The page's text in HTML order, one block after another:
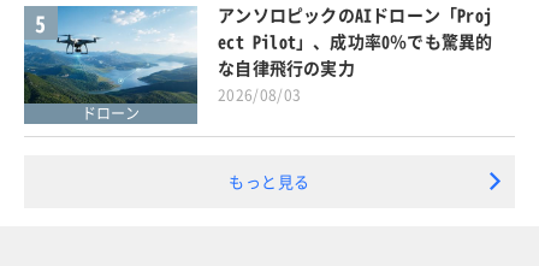
5
ドローン
アンソロピックのAIドローン「Proj
ect Pilot」、成功率0％でも驚異的
な自律飛行の実力
2026/08/03
もっと見る